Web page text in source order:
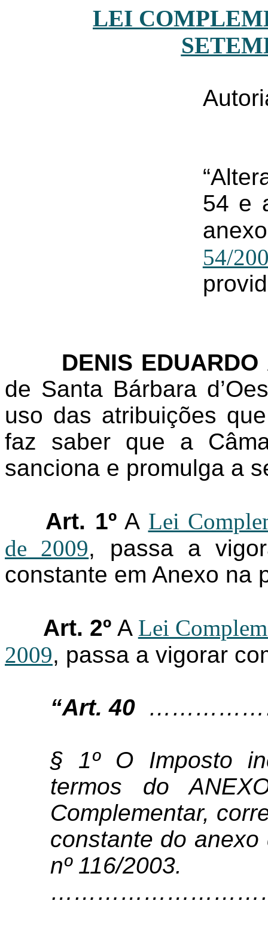
LEI
54 e
54/
DENIS EDUARDO
de Santa Bárbara
uso das atribuições
faz saber que a
sanciona e promulga a
Art. 1ºA Lei
de 2009, passa a
constante em Anexo na
Art. 2º A Lei
2009, passa a vigorar
“Art. 40
§ 1º O Imposto
termos do
Complementar,
constante do
nº 116/2003.